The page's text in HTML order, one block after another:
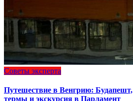
Советы эксперта
Путешествие в Венгрию: Будапешт,
термы и экскурсия в Парламент